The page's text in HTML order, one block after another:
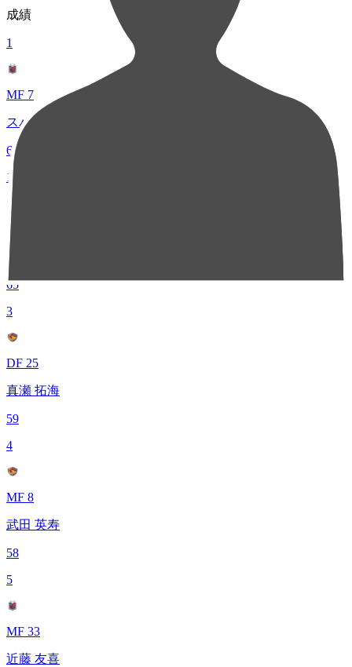
成績
1
MF 7
スパチョーク
65
1
MF 10
鎌田 大夢
65
3
DF 25
真瀬 拓海
59
4
MF 8
武田 英寿
58
5
MF 33
近藤 友喜